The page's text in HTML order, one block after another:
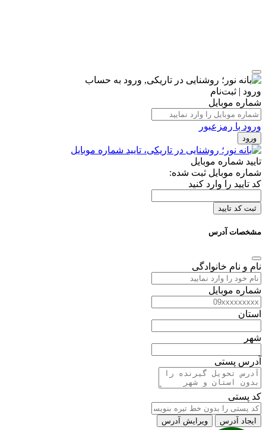
ورود | ثبت‌نام
شماره موبایل
ورود با رمزعبور
ورود
تایید شماره موبایل
شماره موبایل ثبت شده:
کد تایید را وارد کنید
ثبت کد تایید
مشخصات آدرس
نام و نام خانوادگی
شماره موبایل
استان
شهر
آدرس پستی
کد پستی
ایجاد آدرس ویرایش آدرس